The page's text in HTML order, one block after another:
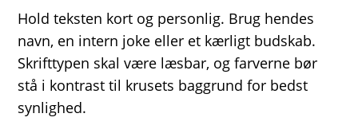
Hold teksten kort og personlig. Brug hendes
navn, en intern joke eller et kærligt budskab.
Skrifttypen skal være læsbar, og farverne bør
stå i kontrast til krusets baggrund for bedst
synlighed.